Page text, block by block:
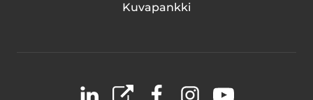
Kuvapankki
LinkedIn
X FacebookInstagramYouTube